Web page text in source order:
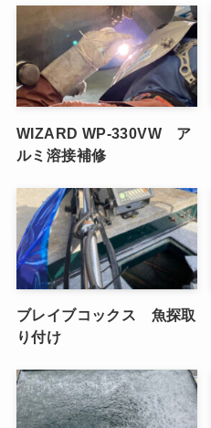
WIZARD WP-330VW ア
ルミ溶接補修
ブレイブコックス 魚探取
り付け